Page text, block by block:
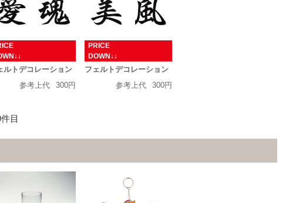
ルトデコレーション
参考上代
300円
PRICE
DOWN↓↓
フェルトデコレーション
参考上代
300円
目